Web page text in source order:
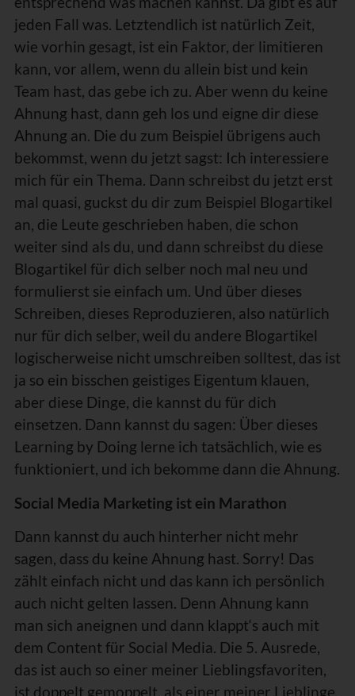
jeden Fall was. Letztendlich ist natürlich Zeit,
wie vorhin gesagt, ist ein Faktor, der limitieren
kann, vor allem, wenn du allein bist und kein
Team hast, das gebe ich zu. Aber wenn du keine
Ahnung hast, dann geh los und eigne dir diese
Ahnung an. Die du zum Beispiel übrigens auch
bekommst, wenn du jetzt sagst: Ich interessiere
mich für ein Thema. Dann schreibst du jetzt erst
mal quasi, guckst du dir zum Beispiel Blogartikel
an, die Leute geschrieben haben, die schon
weiter sind als du, und dann schreibst du diese
Blogartikel für dich selber noch mal neu und
formulierst sie einfach um. Und über dieses
Schreiben, dieses Reproduzieren, also natürlich
nur für dich selber, weil du andere Blogartikel
logischerweise nicht umschreiben solltest, das ist
ja so ein bisschen geistiges Eigentum klauen,
aber diese Dinge, die kannst du für dich
einsetzen. Dann kannst du sagen: Über dieses
Learning by Doing lerne ich tatsächlich, wie es
funktioniert, und ich bekomme dann die Ahnung.
Social Media Marketing ist ein Marathon
Dann kannst du auch hinterher nicht mehr
sagen, dass du keine Ahnung hast. Sorry! Das
zählt einfach nicht und das kann ich persönlich
auch nicht gelten lassen. Denn Ahnung kann
man sich aneignen und dann klappt‘s auch mit
dem Content für Social Media. Die 5. Ausrede,
das ist auch so einer meiner Lieblingsfavoriten,
ist doppelt gemoppelt, als einer meiner Lieblinge.